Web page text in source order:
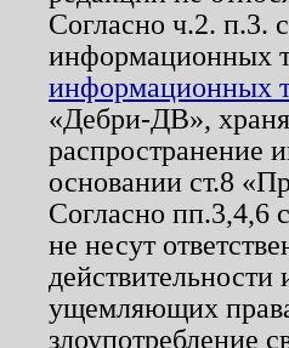
Согласно ч.2. п.3.
информационных
информационных
«Дебри-ДВ»,
распространение
основании ст.8
Согласно пп.3,4,6
не несут
ущемляющих
злоупотребление